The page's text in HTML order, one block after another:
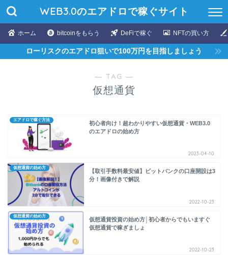
WEB3.0のエアドロで稼ぐサイト
ホーム bitcoinをもらう DeFiで稼ぐ NFTの買い方
ローリスクのエアドロ狙いで100万円を目指しましょう
― TAG ―
仮想通貨
エアドロで稼ぐ方法
初心者向け！超わかりやすい仮想通貨・WEB3.0
のエアドロの始め方
2023-04-10
仮想通貨の始め方
【取引手数料最安値】ビットバンクの口座開設は3
分！画像付きで解説
2022-10-23
仮想通貨の始め方
仮想通貨投資の始め方│初心者からでもいますぐ
仮想通貨で稼ぎましょ
2022-10-23